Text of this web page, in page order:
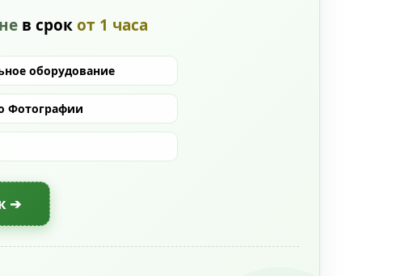
в срокот 1 часа
оборудование
Фотографии
➔